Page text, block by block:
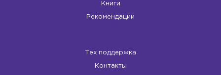
Книги
Рекомендации
Тех поддержка
Контакты